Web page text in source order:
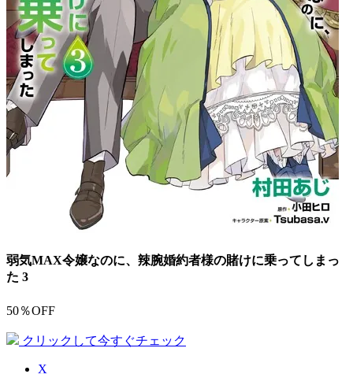
弱気MAX令嬢なのに、辣腕婚約者様の賭けに乗ってしまっ
た 3
50％OFF
クリックして今すぐチェック
X